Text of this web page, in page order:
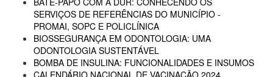
SERVIÇOS DE REFERÊNCIAS DO MUNICÍPIO -
PROMAI, SOPC E POLICLÍNICA
BIOSSEGURANÇA EM ODONTOLOGIA: UMA
ODONTOLOGIA SUSTENTÁVEL
BOMBA DE INSULINA: FUNCIONALIDADES E INSUMOS
CALENDÁRIO NACIONAL DE VACINAÇÃO 2024